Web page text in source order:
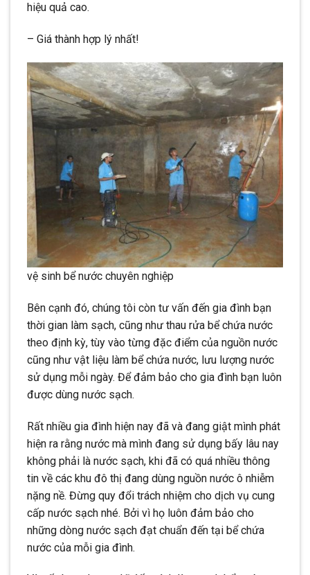
hiệu quả cao.
– Giá thành hợp lý nhất!
vệ sinh bể nước chuyên nghiệp
Bên cạnh đó, chúng tôi còn tư vấn đến gia đình bạn
thời gian làm sạch, cũng như thau rửa bể chứa nước
theo định kỳ, tùy vào từng đặc điểm của nguồn nước
cũng như vật liệu làm bể chứa nước, lưu lượng nước
sử dụng mỗi ngày. Để đảm bảo cho gia đình bạn luôn
được dùng nước sạch.
Rất nhiều gia đình hiện nay đã và đang giật mình phát
hiện ra rằng nước mà mình đang sử dụng bấy lâu nay
không phải là nước sạch, khi đã có quá nhiều thông
tin về các khu đô thị đang dùng nguồn nước ô nhiễm
nặng nề. Đừng quy đổi trách nhiệm cho dịch vụ cung
cấp nước sạch nhé. Bởi vì họ luôn đảm bảo cho
những dòng nước sạch đạt chuẩn đến tại bể chứa
nước của mỗi gia đình.